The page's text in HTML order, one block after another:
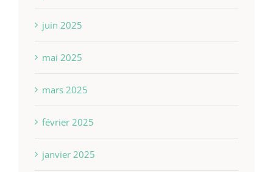
juin 2025
mai 2025
mars 2025
février 2025
janvier 2025